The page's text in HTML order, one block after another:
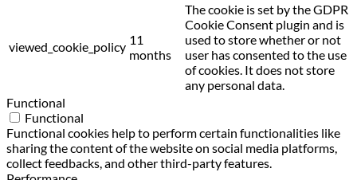
viewed_cookie_policy 11
months
The cookie is set by the GDPR
Cookie Consent plugin and is
used to store whether or not
user has consented to the use
of cookies. It does not store
any personal data.
Functional
Functional
Functional cookies help to perform certain functionalities like
sharing the content of the website on social media platforms,
collect feedbacks, and other third-party features.